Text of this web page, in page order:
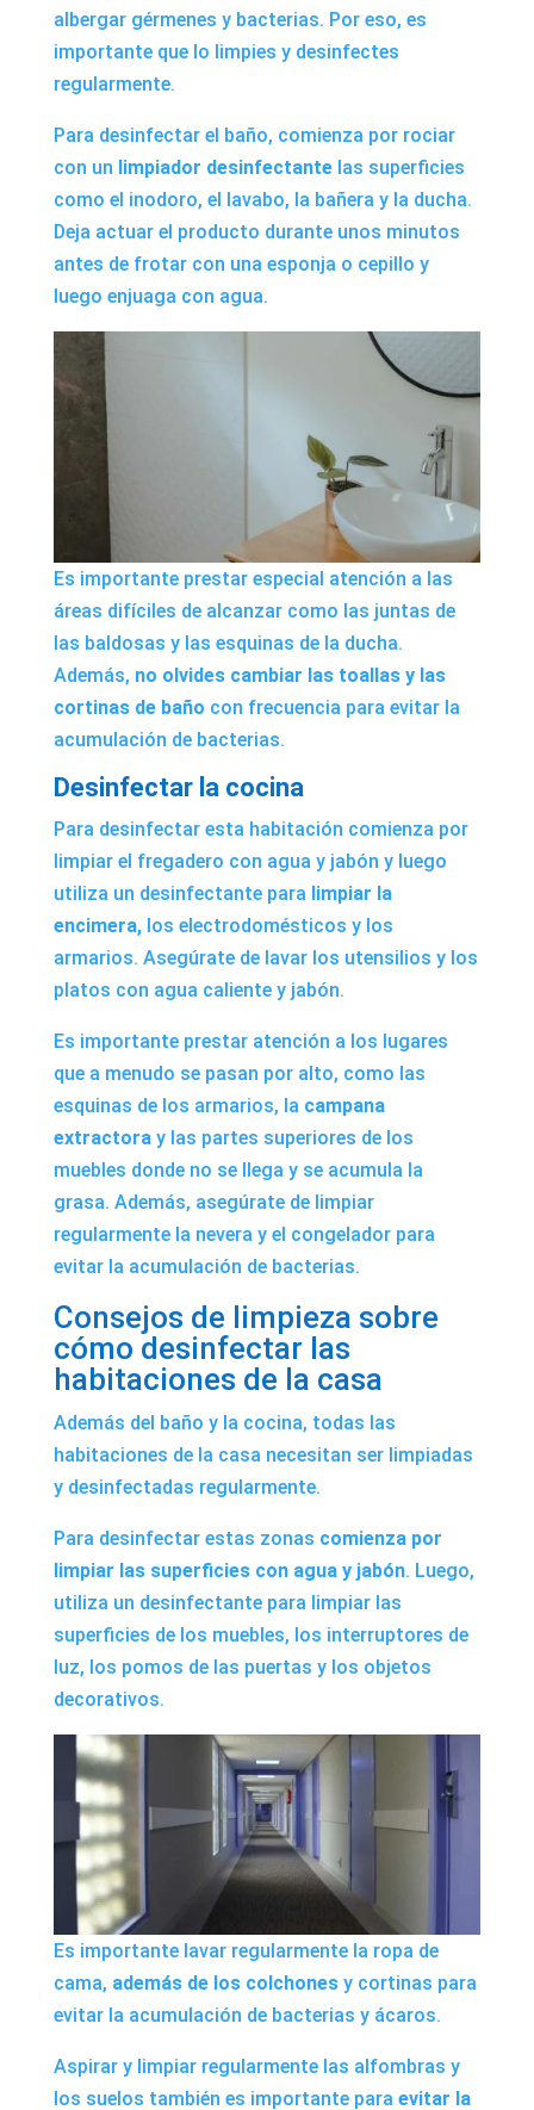
albergar gérmenes y bacterias. Por eso, es
importante que lo limpies y desinfectes
regularmente.
Para desinfectar el baño, comienza por rociar
con un limpiador desinfectantelas superficies
como el inodoro, el lavabo, la bañera y la ducha.
Deja actuar el producto durante unos minutos
antes de frotar con una esponja o cepillo y
luego enjuaga con agua.
Es importante prestar especial atención a las
áreas difíciles de alcanzar como las juntas de
las baldosas y las esquinas de la ducha.
Además, no olvides cambiar las toallas y las
cortinas de baño con frecuencia para evitar la
acumulación de bacterias.
Desinfectar la cocina
Para desinfectar esta habitación comienza por
limpiar el fregadero con agua y jabón y luego
utiliza un desinfectante para limpiar la
encimera,los electrodomésticos y los
armarios. Asegúrate de lavar los utensilios y los
platos con agua caliente y jabón.
Es importante prestar atención a los lugares
que a menudo se pasan por alto, como las
esquinas de los armarios, la campana
extractoray las partes superiores de los
muebles donde no se llega y se acumula la
grasa. Además, asegúrate de limpiar
regularmente la nevera y el congelador para
evitar la acumulación de bacterias.
Consejos de limpieza sobre
cómo desinfectar las
habitaciones de la casa
Además del baño y la cocina, todas las
habitaciones de la casa necesitan ser limpiadas
y desinfectadas regularmente.
Para desinfectar estas zonas comienza por
limpiar las superficies con agua y jabón. Luego,
utiliza un desinfectante para limpiar las
superficies de los muebles, los interruptores de
luz, los pomos de las puertas y los objetos
decorativos.
Es importante lavar regularmente la ropa de
cama, además de los colchonesy cortinas para
evitar la acumulación de bacterias y ácaros.
Aspirar y limpiar regularmente las alfombras y
los suelos también es importante para evitar la